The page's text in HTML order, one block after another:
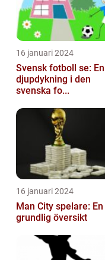
16 januari 2024
Svensk fotboll se: En
djupdykning i den
svenska fo...
16 januari 2024
Man City spelare: En
grundlig översikt